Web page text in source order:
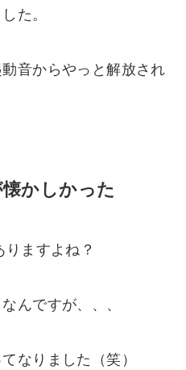
た。
音からやっと解放され
かしかった
ますよね？
んですが、、、
なりました（笑）